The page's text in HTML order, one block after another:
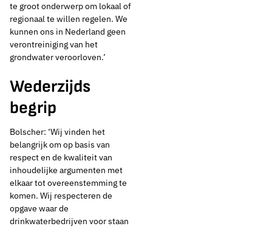
te groot onderwerp om lokaal of
regionaal te willen regelen. We
kunnen ons in Nederland geen
verontreiniging van het
grondwater veroorloven.’
Wederzijds
begrip
Bolscher: ‘Wij vinden het
belangrijk om op basis van
respect en de kwaliteit van
inhoudelijke argumenten met
elkaar tot overeenstemming te
komen. Wij respecteren de
opgave waar de
drinkwaterbedrijven voor staan